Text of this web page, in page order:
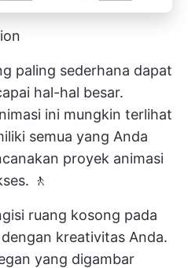
paling sederhana dapat
hal-hal besar.
ini mungkin terlihat
semua yang Anda
proyek animasi
🚶
ruang kosong pada
kreativitas Anda.
yang digambar